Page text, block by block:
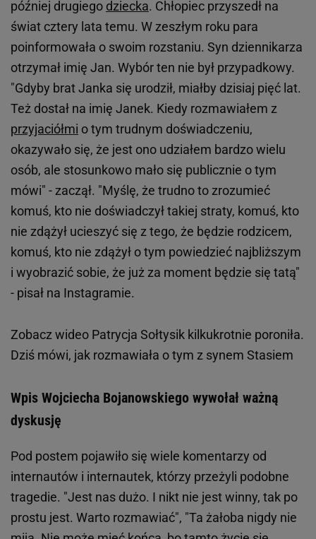
później drugiego dziecka. Chłopiec przyszedł na
świat cztery lata temu. W zeszłym roku para
poinformowała o swoim rozstaniu. Syn dziennikarza
otrzymał imię Jan. Wybór ten nie był przypadkowy.
"Gdyby brat Janka się urodził, miałby dzisiaj pięć lat.
Też dostał na imię Janek. Kiedy rozmawiałem z
przyjaciółmi o tym trudnym doświadczeniu,
okazywało się, że jest ono udziałem bardzo wielu
osób, ale stosunkowo mało się publicznie o tym
mówi" - zaczął. "Myślę, że trudno to zrozumieć
komuś, kto nie doświadczył takiej straty, komuś, kto
nie zdążył ucieszyć się z tego, że będzie rodzicem,
komuś, kto nie zdążył o tym powiedzieć najbliższym
i wyobrazić sobie, że już za moment będzie się tatą"
- pisał na Instagramie.
Zobacz wideo Patrycja Sołtysik kilkukrotnie poroniła.
Dziś mówi, jak rozmawiała o tym z synem Stasiem
Wpis Wojciecha Bojanowskiego wywołał ważną
dyskusję
Pod postem pojawiło się wiele komentarzy od
internautów i internautek, którzy przeżyli podobne
tragedie. "Jest nas dużo. I nikt nie jest winny, tak po
prostu jest. Warto rozmawiać", "Ta żałoba nigdy nie